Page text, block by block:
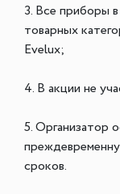
3. Все приборы
товарных
Evelux;
4. В акции не
5. Организатор
сроков.